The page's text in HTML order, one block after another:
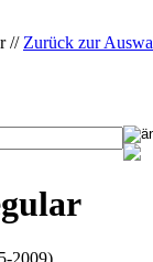
// Zurück zur
2009)